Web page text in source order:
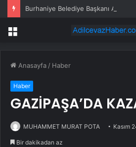
Menü
Anasayfa / Haber
Haber
GAZİPAŞA’DA
MUHAMMET MURAT POTA Kasım
Bir dakikadan az